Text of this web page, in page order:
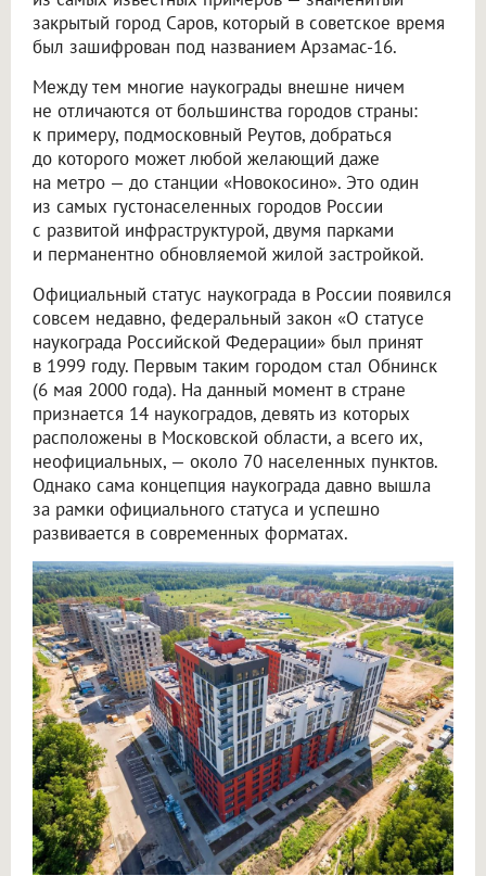
закрытый город Саров, который в советское время
был зашифрован под названием Арзамас-16.
Между тем многие наукограды внешне ничем
не отличаются от большинства городов страны:
к примеру, подмосковный Реутов, добраться
до которого может любой желающий даже
на метро — до станции «Новокосино». Это один
из самых густонаселенных городов России
с развитой инфраструктурой, двумя парками
и перманентно обновляемой жилой застройкой.
Официальный статус наукограда в России появился
совсем недавно, федеральный закон «О статусе
наукограда Российской Федерации» был принят
в 1999 году. Первым таким городом стал Обнинск
(6 мая 2000 года). На данный момент в стране
признается 14 наукоградов, девять из которых
расположены в Московской области, а всего их,
неофициальных, — около 70 населенных пунктов.
Однако сама концепция наукограда давно вышла
за рамки официального статуса и успешно
развивается в современных форматах.